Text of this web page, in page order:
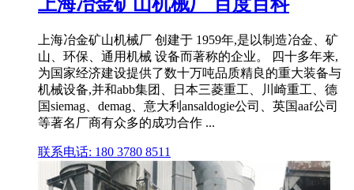
上海冶金矿山机械厂 创建于 1959年,是以制造冶金、矿
山、环保、通用机械 设备而著称的企业。 四十多年来,
为国家经济建设提供了数十万吨品质精良的重大装备与
机械设备,并和abb集团、日本三菱重工、川崎重工、德
国siemag、demag、意大利ansaldogie公司、英国aaf公司
等著名厂商有众多的成功合作 ...
联系电话: 180 3780 8511